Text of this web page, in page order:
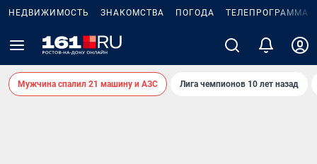
НЕДВИЖИМОСТЬ ЗНАКОМСТВА ПОГОДА ТЕЛЕПРОГРАММА
Мужчина спалил 21 машину и АЗС Лига чемпионов 10 лет назад